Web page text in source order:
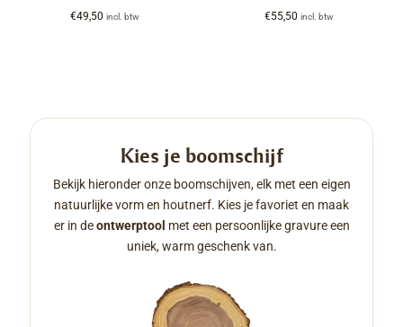
€49,50 incl. btw €55,50 incl. btw
Kies je boomschijf
Bekijk hieronder onze boomschijven, elk met een eigen
natuurlijke vorm en houtnerf. Kies je favoriet en maak
er in deontwerptool met een persoonlijke gravure een
uniek, warm geschenk van.